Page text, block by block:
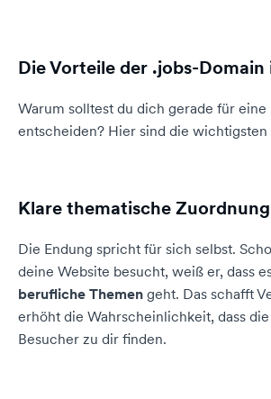
Die Vorteile der .jobs-
Warum solltest du dich gerade für eine
entscheiden? Hier sind die wichtigsten
Klare thematische Zuordnung
Die Endung spricht für sich selbst.
deine Website besucht, weiß er, dass
berufliche Themen geht. Das schafft
erhöht die Wahrscheinlichkeit, dass
Besucher zu dir finden.